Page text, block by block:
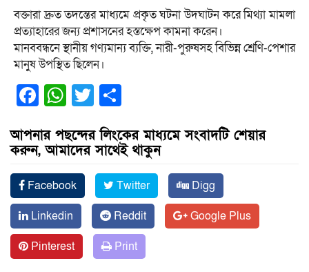
বক্তারা দ্রুত তদন্তের মাধ্যমে প্রকৃত ঘটনা উদঘাটন করে মিথ্যা মামলা
প্রত্যাহারের জন্য প্রশাসনের হস্তক্ষেপ কামনা করেন।
মানববন্ধনে স্থানীয় গণ্যমান্য ব্যক্তি, নারী-পুরুষসহ বিভিন্ন শ্রেণি-পেশার
মানুষ উপস্থিত ছিলেন।
Facebook
WhatsApp
Twitter
আপনার পছন্দের লিংকের মাধ্যমে সংবাদটি শেয়ার
করুন, আমাদের সাথেই থাকুন
Facebook Twitter
Digg
Linkedin
Reddit
Google Plus
Pinterest
Print